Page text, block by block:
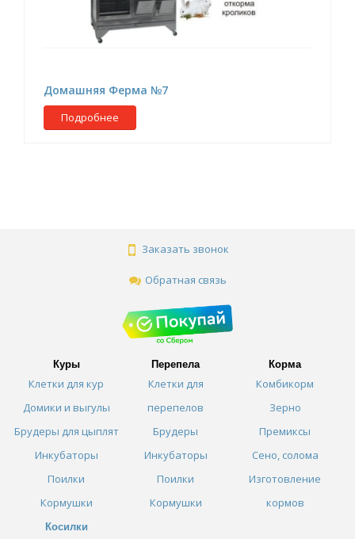
Домашняя Ферма №7
Подробнее
Заказать звонок
Обратная связь
Куры
Клетки для кур
Домики и выгулы
Брудеры для цыплят
Инкубаторы
Поилки
Кормушки
Косилки
Перепела
Клетки для
перепелов
Брудеры
Инкубаторы
Поилки
Кормушки
Корма
Комбикорм
Зерно
Премиксы
Сено, солома
Изготовление
кормов